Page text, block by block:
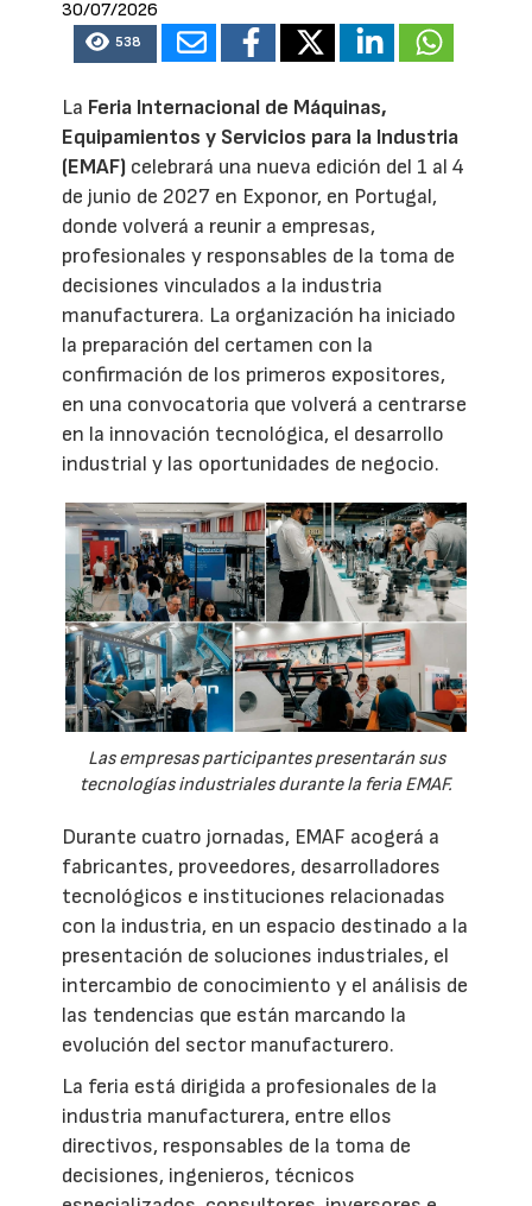
30/07/2026
538
La Feria Internacional de Máquinas,
Equipamientos y Servicios para la Industria
(EMAF) celebrará una nueva edición del 1 al 4
de junio de 2027 en Exponor, en Portugal,
donde volverá a reunir a empresas,
profesionales y responsables de la toma de
decisiones vinculados a la industria
manufacturera. La organización ha iniciado
la preparación del certamen con la
confirmación de los primeros expositores,
en una convocatoria que volverá a centrarse
en la innovación tecnológica, el desarrollo
industrial y las oportunidades de negocio.
Las empresas participantes presentarán sus
tecnologías industriales durante la feria EMAF.
Durante cuatro jornadas, EMAF acogerá a
fabricantes, proveedores, desarrolladores
tecnológicos e instituciones relacionadas
con la industria, en un espacio destinado a la
presentación de soluciones industriales, el
intercambio de conocimiento y el análisis de
las tendencias que están marcando la
evolución del sector manufacturero.
La feria está dirigida a profesionales de la
industria manufacturera, entre ellos
directivos, responsables de la toma de
decisiones, ingenieros, técnicos